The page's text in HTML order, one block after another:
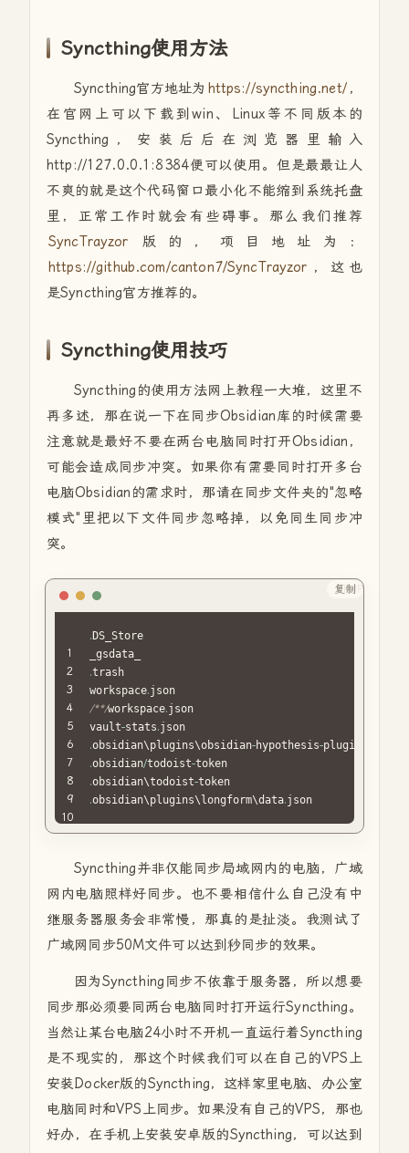
Syncthing使用方法
Syncthing官方地址为 https://syncthing.net/ ，
在官网上可以下载到win、Linux等不同版本的
Syncthing，安装后后在浏览器里输入
http://127.0.0.1:8384便可以使用。但是最最让人
不爽的就是这个代码窗口最小化不能缩到系统托盘
里，正常工作时就会有些碍事。那么我们推荐
SyncTrayzor
版的，项目地址为：
https://github.com/canton7/SyncTrayzor ，这也
是Syncthing官方推荐的。
Syncthing使用技巧
Syncthing的使用方法网上教程一大堆，这里不
再多述，那在说一下在同步Obsidian库的时候需要
注意就是最好不要在两台电脑同时打开Obsidian，
可能会造成同步冲突。如果你有需要同时打开多台
电脑Obsidian的需求时，那请在同步文件夹的"忽略
模式"里把以下文件同步忽略掉，以免同生同步冲
突。
. DS_Store
.trash
workspace.
/**/workspace.json
vault-stats.
.obsidian\plugins\obsidian-hypothesis-plugin\data
.obsidian/todoist-
.obsidian\todoist-
.obsidian\plugins\longform\data.json
复制PHP
Syncthing并非仅能同步局域网内的电脑，广域
网内电脑照样好同步。也不要相信什么自己没有中
继服务器服务会非常慢，那真的是扯淡。我测试了
广域网同步50M文件可以达到秒同步的效果。
因为Syncthing同步不依靠于服务器，所以想要
同步那必须要同两台电脑同时打开运行Syncthing。
当然让某台电脑24小时不开机一直运行着Syncthing
是不现实的，那这个时候我们可以在自己的VPS上
安装Docker版的Syncthing，这样家里电脑、办公室
电脑同时和VPS上同步。如果没有自己的VPS，那也
好办，在手机上安装安卓版的Syncthing，可以达到